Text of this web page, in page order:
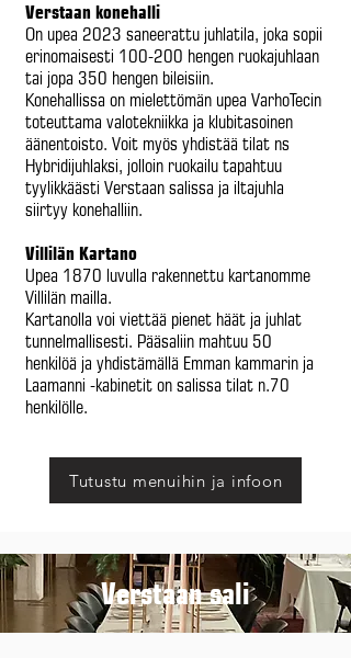
Verstaan konehalli
On upea 2023 saneerattu juhlatila, joka sopii
erinomaisesti 100-200 hengen ruokajuhlaan
tai jopa 350 hengen bileisiin.
Konehallissa on mielettömän upea VarhoTecin
toteuttama valotekniikka ja klubitasoinen
äänentoisto. Voit myös yhdistää tilat ns
Hybridijuhlaksi, jolloin ruokailu tapahtuu
tyylikkäästi Verstaan salissa ja iltajuhla
siirtyy konehalliin.
Villilän Kartano
Upea 1870 luvulla rakennettu kartanomme
Villilän mailla.
Kartanolla voi viettää pienet häät ja juhlat
tunnelmallisesti. Pääsaliin mahtuu 50
henkilöä ja yhdistämällä Emman kammarin ja
Laamanni -kabinetit on salissa tilat n.70
henkilölle.
Tutustu menuihin ja infoon
Verstaan sali